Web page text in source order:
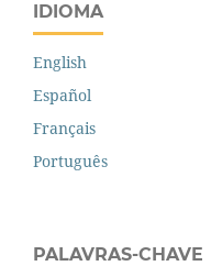
IDIOMA
English
Español
Français
Português
PALAVRAS-CHAVE